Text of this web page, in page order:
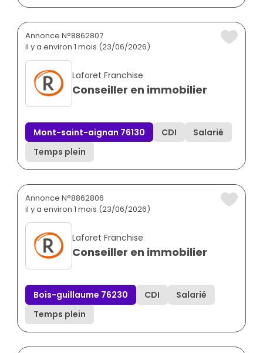
Annonce N°8862807
il y a environ 1 mois (23/06/2026)
Laforet Franchise
Conseiller en immobilier
Mont-saint-aignan 76130 CDI
Salarié
Temps plein
Annonce N°8862806
il y a environ 1 mois (23/06/2026)
Laforet Franchise
Conseiller en immobilier
Bois-guillaume 76230 CDI
Salarié
Temps plein